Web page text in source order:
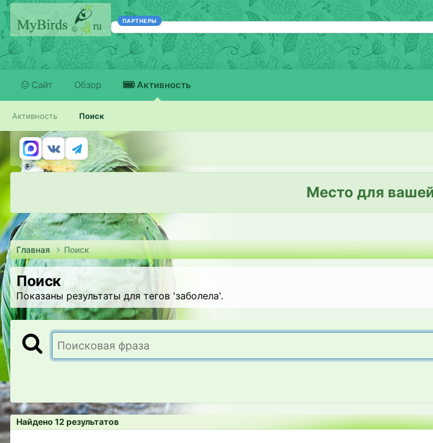
ПАРТНЕРЫ
Сайт Обзор Активность
Активность Поиск
Место для
Главная Поиск
Поиск
Показаны результаты для тегов 'заболела'.
Найдено 12 результатов